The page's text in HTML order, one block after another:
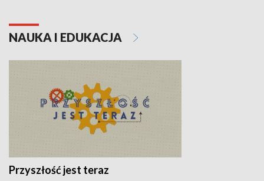
NAUKA I EDUKACJA
Przyszłość jest teraz